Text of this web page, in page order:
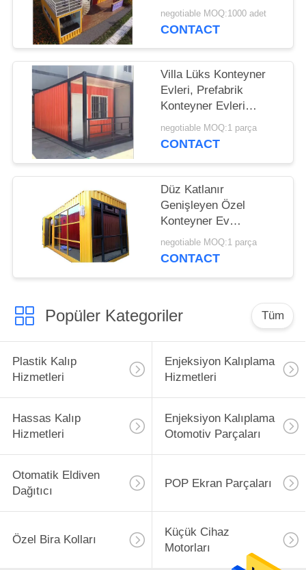
geçirmez OEM
negotiable MOQ:1000 adet
CONTACT
Villa Lüks Konteyner
Evleri, Prefabrik
Konteyner Evleri
Zaman Tasarrufu.
negotiable MOQ:1 parça
CONTACT
Düz Katlanır
Genişleyen Özel
Konteyner Ev
Avustralya Standart
Hızlı İnşaat
negotiable MOQ:1 parça
CONTACT
Popüler Kategoriler Tüm
Plastik Kalıp
Hizmetleri
Enjeksiyon Kalıplama
Hizmetleri
Hassas Kalıp
Hizmetleri
Enjeksiyon Kalıplama
Otomotiv Parçaları
Otomatik Eldiven
Dağıtıcı
POP Ekran Parçaları
Özel Bira Kolları
Küçük Cihaz
Motorları